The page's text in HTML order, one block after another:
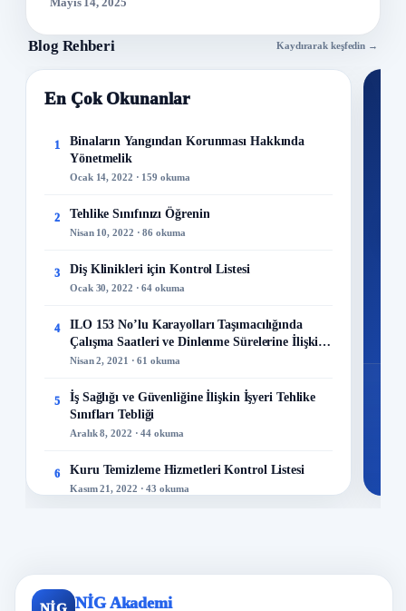
Blog Rehberi Kaydırarak keşfedin →
En Çok Okunanlar
1
Binaların Yangından Korunması Hakkında
Yönetmelik
Ocak 14, 2022 · 159 okuma
2 Tehlike Sınıfınızı Öğrenin
Nisan 10, 2022 · 86 okuma
3 Diş Klinikleri için Kontrol Listesi
Ocak 30, 2022 · 64 okuma
4
ILO 153 No’lu Karayolları Taşımacılığında
Çalışma Saatleri ve Dinlenme Sürelerine İlişkin
Sözleşme
Nisan 2, 2021 · 61 okuma
5
İş Sağlığı ve Güvenliğine İlişkin İşyeri Tehlike
Sınıfları Tebliği
Aralık 8, 2022 · 44 okuma
6 Kuru Temizleme Hizmetleri Kontrol Listesi
Kasım 21, 2022 · 43 okuma
8 Elle Yük Taşırken Bunları Yapmayın!
NİG Akademi